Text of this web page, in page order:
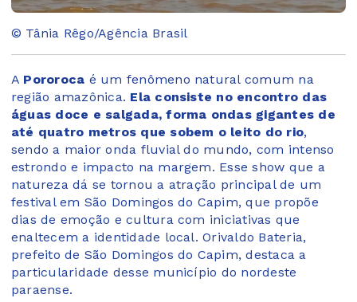
© Tânia Rêgo/Agência Brasil
A Pororoca é um fenômeno natural comum na
região amazônica. Ela consiste no encontro das
águas doce e salgada, forma ondas gigantes de
até quatro metros que sobem o leito do rio,
sendo a maior onda fluvial do mundo, com intenso
estrondo e impacto na margem. Esse show que a
natureza dá se tornou a atração principal de um
festival em São Domingos do Capim, que propõe
dias de emoção e cultura com iniciativas que
enaltecem a identidade local. Orivaldo Bateria,
prefeito de São Domingos do Capim, destaca a
particularidade desse município do nordeste
paraense.